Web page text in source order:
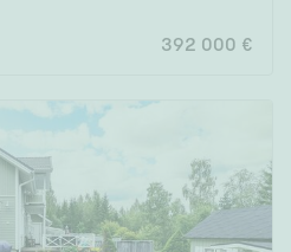
392 000 €